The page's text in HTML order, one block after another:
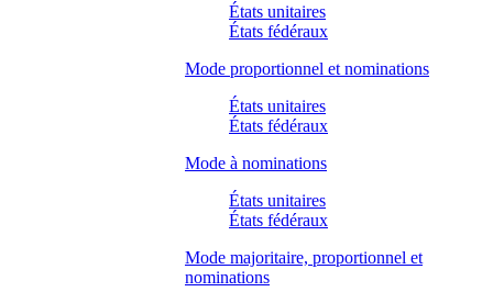
États unitaires
États fédéraux
Mode proportionnel et nominations
États unitaires
États fédéraux
Mode à nominations
États unitaires
États fédéraux
Mode majoritaire, proportionnel et
nominations